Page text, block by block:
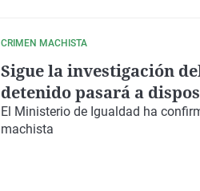
CRIMEN MACHISTA
Sigue la investigación
detenido pasará a
El Ministerio de Igualdad ha
machista